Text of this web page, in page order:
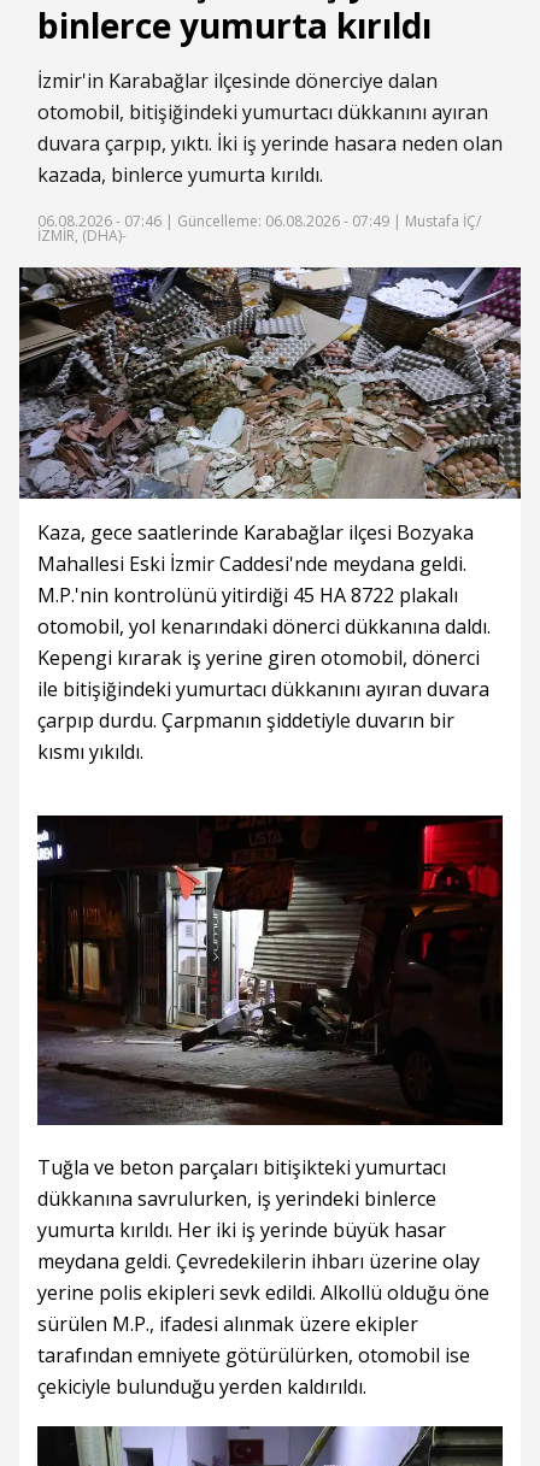
binlerce yumurta kırıldı
İzmir'in Karabağlar ilçesinde dönerciye dalan
otomobil, bitişiğindeki yumurtacı dükkanını ayıran
duvara çarpıp, yıktı. İki iş yerinde hasara neden olan
kazada, binlerce yumurta kırıldı.
06.08.2026 - 07:46 | Güncelleme: 06.08.2026 - 07:49 | Mustafa İÇ/
İZMİR, (DHA)-
Kaza, gece saatlerinde Karabağlar ilçesi Bozyaka
Mahallesi Eski İzmir Caddesi'nde meydana geldi.
M.P.'nin kontrolünü yitirdiği 45 HA 8722 plakalı
otomobil, yol kenarındaki dönerci dükkanına daldı.
Kepengi kırarak iş yerine giren otomobil, dönerci
ile bitişiğindeki yumurtacı dükkanını ayıran duvara
çarpıp durdu. Çarpmanın şiddetiyle duvarın bir
kısmı yıkıldı.
Tuğla ve beton parçaları bitişikteki yumurtacı
dükkanına savrulurken, iş yerindeki binlerce
yumurta kırıldı. Her iki iş yerinde büyük hasar
meydana geldi. Çevredekilerin ihbarı üzerine olay
yerine polis ekipleri sevk edildi. Alkollü olduğu öne
sürülen M.P., ifadesi alınmak üzere ekipler
tarafından emniyete götürülürken, otomobil ise
çekiciyle bulunduğu yerden kaldırıldı.